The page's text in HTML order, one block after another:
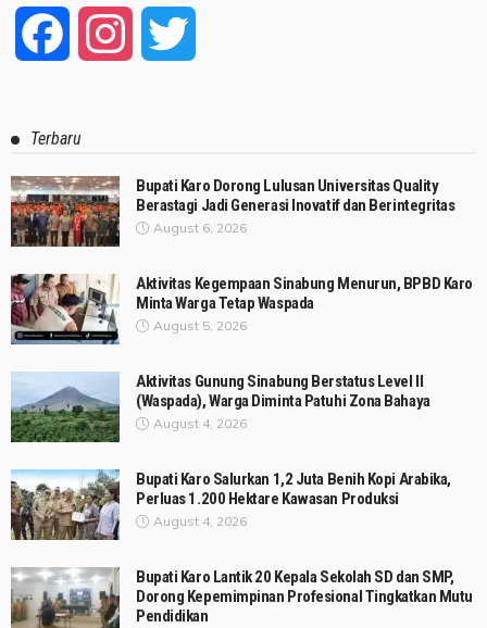
Facebook Instagram
Terbaru
Bupati Karo Dorong Lulusan Universitas Quality
Berastagi Jadi Generasi Inovatif dan Berintegritas
August 6, 2026
Aktivitas Kegempaan Sinabung Menurun, BPBD Karo
Minta Warga Tetap Waspada
August 5, 2026
Aktivitas Gunung Sinabung Berstatus Level II
(Waspada), Warga Diminta Patuhi Zona Bahaya
August 4, 2026
Bupati Karo Salurkan 1,2 Juta Benih Kopi Arabika,
Perluas 1.200 Hektare Kawasan Produksi
August 4, 2026
Bupati Karo Lantik 20 Kepala Sekolah SD dan SMP,
Dorong Kepemimpinan Profesional Tingkatkan Mutu
Pendidikan